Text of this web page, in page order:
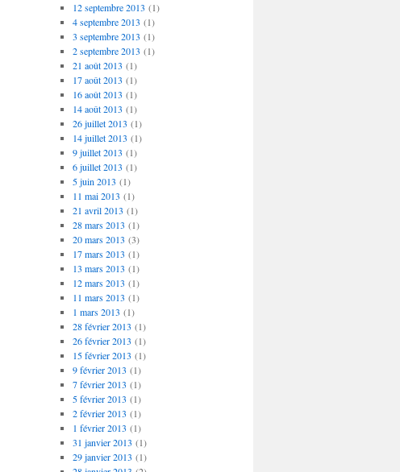
12 septembre 2013 (1)
4 septembre 2013 (1)
3 septembre 2013 (1)
2 septembre 2013 (1)
21 août 2013 (1)
17 août 2013 (1)
16 août 2013 (1)
14 août 2013 (1)
26 juillet 2013 (1)
14 juillet 2013 (1)
9 juillet 2013 (1)
6 juillet 2013 (1)
5 juin 2013 (1)
11 mai 2013 (1)
21 avril 2013 (1)
28 mars 2013 (1)
20 mars 2013 (3)
17 mars 2013 (1)
13 mars 2013 (1)
12 mars 2013 (1)
11 mars 2013 (1)
1 mars 2013 (1)
28 février 2013 (1)
26 février 2013 (1)
15 février 2013 (1)
9 février 2013 (1)
7 février 2013 (1)
5 février 2013 (1)
2 février 2013 (1)
1 février 2013 (1)
31 janvier 2013 (1)
29 janvier 2013 (1)